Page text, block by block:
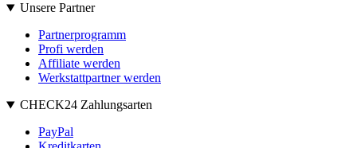
Unsere Partner
Partnerprogramm
Profi werden
Affiliate werden
Werkstattpartner werden
CHECK24 Zahlungsarten
PayPal